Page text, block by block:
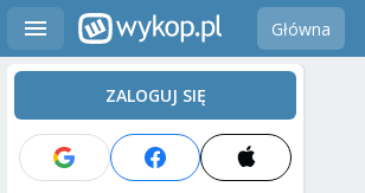
Główna
ZALOGUJ SIĘ